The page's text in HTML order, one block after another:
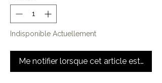
Indisponible Actuellement
Me notifier lorsque cet article est